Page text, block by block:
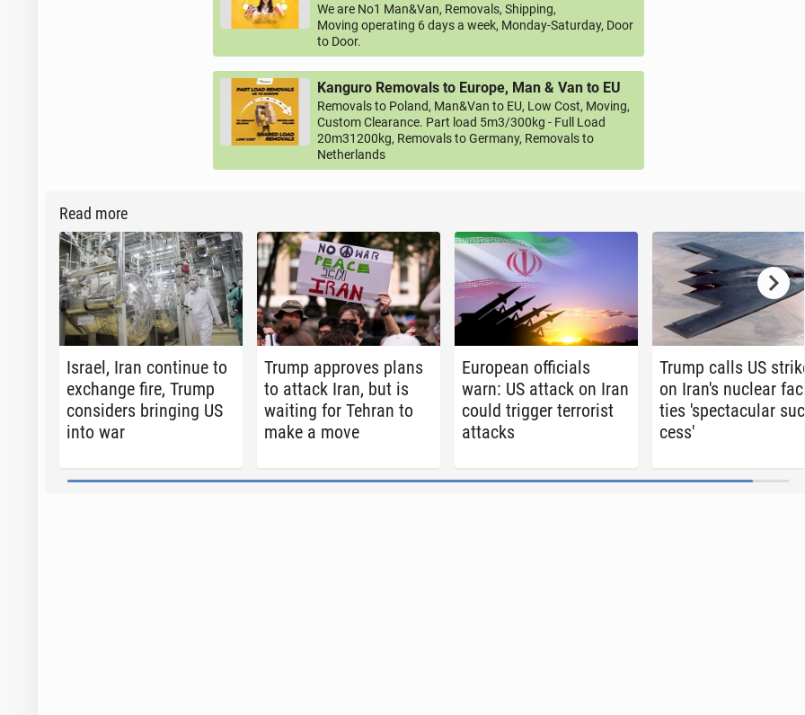
We are No1 Man&Van, Removals, Shipping,
Moving operating 6 days a week, Monday-Saturday, Door
to Door.
Kanguro Removals to Europe, Man & Van to EU
Removals to Poland, Man&Van to EU, Low Cost, Moving,
Custom Clearance. Part load 5m3/300kg - Full Load
20m31200kg, Removals to Germany, Removals to
Netherlands
Read more
Israel, Iran con­tin­ue to
ex­change fire, Trump
con­sid­ers bring­ing US
into war
Trump ap­proves plans
to attack Iran, but is
waiting for Tehran to
make a move
Eu­ro­pean of­fi­cials
warn: US attack on Iran
could trigger ter­ror­ist
attacks
Trump calls US
on Iran's nuclear
ties 'spec­tac­u­lar suc­
cess'